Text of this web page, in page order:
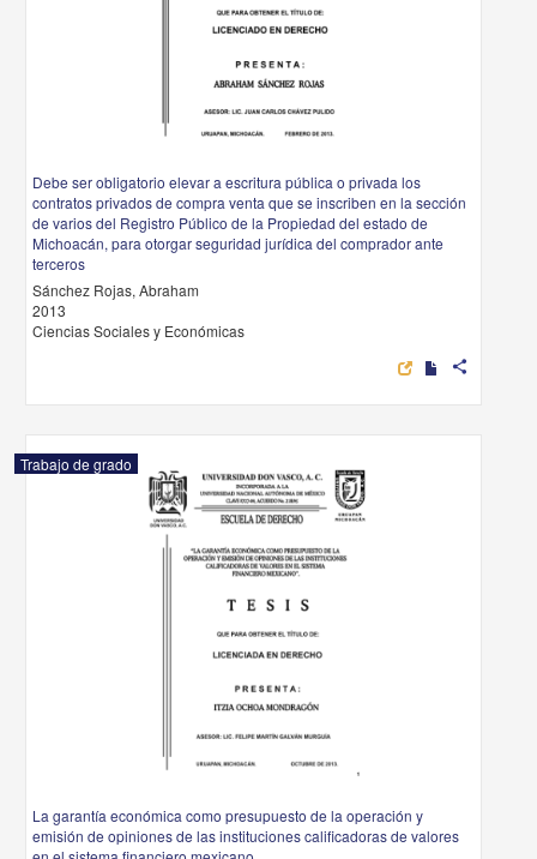
Debe ser obligatorio elevar a escritura pública o privada los
contratos privados de compra venta que se inscriben en la sección
de varios del Registro Público de la Propiedad del estado de
Michoacán, para otorgar seguridad jurídica del comprador ante
terceros
Sánchez Rojas, Abraham
2013
Ciencias Sociales y Económicas
share
Trabajo de grado
La garantía económica como presupuesto de la operación y
emisión de opiniones de las instituciones calificadoras de valores